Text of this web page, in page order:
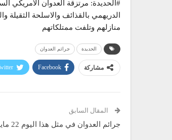
#الحديدة: مرتزقة العدوان الأمريكي
الدريهمي بالقذائف والاسلحة
منازلهم وتلفت ممتلكاتهم
الحديدة جرائم العدوان
مشاركة Facebook
المقال السابق
جرائم العدوان في مثل هذا اليوم 22 مايو 2019م